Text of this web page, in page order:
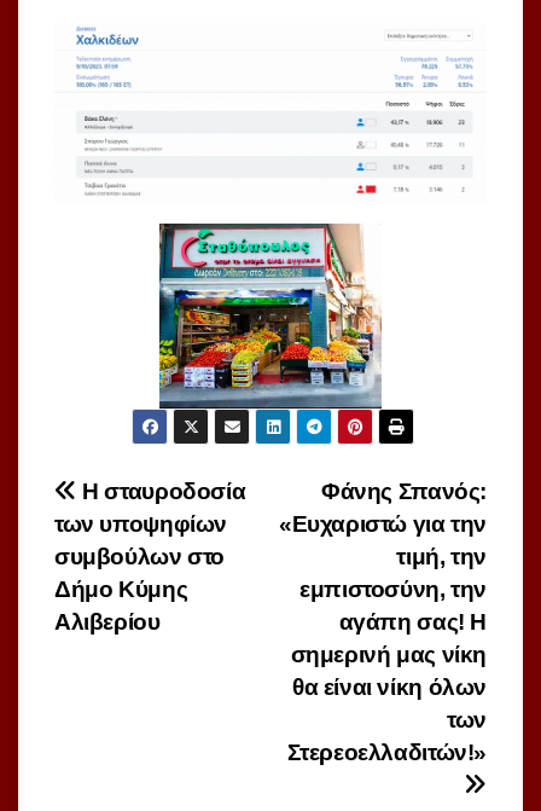
Πλοήγηση
άρθρων
Φάνης Σπανός:
«Ευχαριστώ για την
τιμή, την
εμπιστοσύνη, την
αγάπη σας! Η
σημερινή μας νίκη
θα είναι νίκη όλων
των
Στερεοελλαδιτών!»
Η σταυροδοσία
των υποψηφίων
συμβούλων στο
Δήμο Κύμης
Αλιβερίου